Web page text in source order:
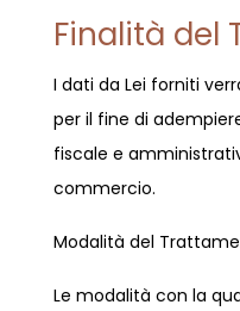
Finalità del
I dati da Lei forniti
per il fine di
fiscale e
commercio.
Modalità del
Le modalità con la